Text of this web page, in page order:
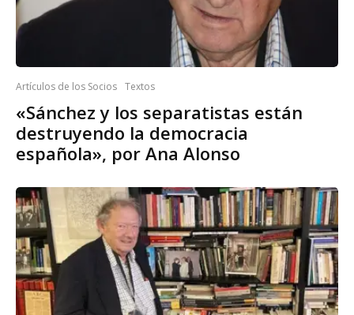
Artículos de los Socios Textos
«Sánchez y los separatistas están
destruyendo la democracia
española», por Ana Alonso